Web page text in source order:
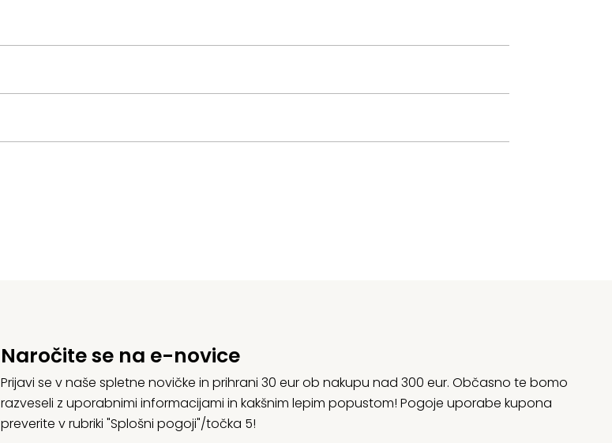
Naročite se na e-novice
Prijavi se v naše spletne novičke in prihrani 30 eur ob nakupu nad 300 eur. Občasno te bomo
razveseli z uporabnimi informacijami in kakšnim lepim popustom! Pogoje uporabe kupona
preverite v rubriki "Splošni pogoji"/točka 5!